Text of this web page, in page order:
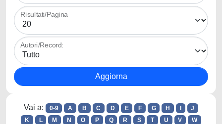
Risultati/Pagina
Autori/Record:
Vai a: 0-9 A B C D E F G H
J
K
L M N O P Q R S T U V
W